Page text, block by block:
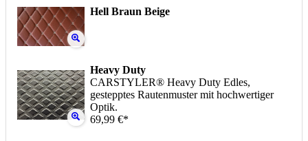
Hell Braun Beige
Heavy Duty
CARSTYLER® Heavy Duty Edles,
gestepptes Rautenmuster mit hochwertiger
Optik.
69,99 €*